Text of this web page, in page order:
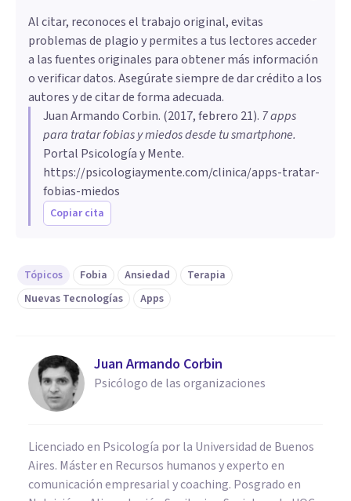
Al citar, reconoces el trabajo original, evitas
problemas de plagio y permites a tus lectores acceder
a las fuentes originales para obtener más información
o verificar datos. Asegúrate siempre de dar crédito a los
autores y de citar de forma adecuada.
Juan Armando Corbin. (2017, febrero 21). 7 apps
para tratar fobias y miedos desde tu smartphone.
Portal Psicología y Mente.
https://psicologiaymente.com/clinica/apps-tratar-
fobias-miedos
Copiar cita
Tópicos Fobia Ansiedad
Terapia
Nuevas Tecnologías
Apps
Juan Armando Corbin
Psicólogo de las organizaciones
Licenciado en Psicología por la Universidad de Buenos
Aires. Máster en Recursos humanos y experto en
comunicación empresarial y coaching. Posgrado en